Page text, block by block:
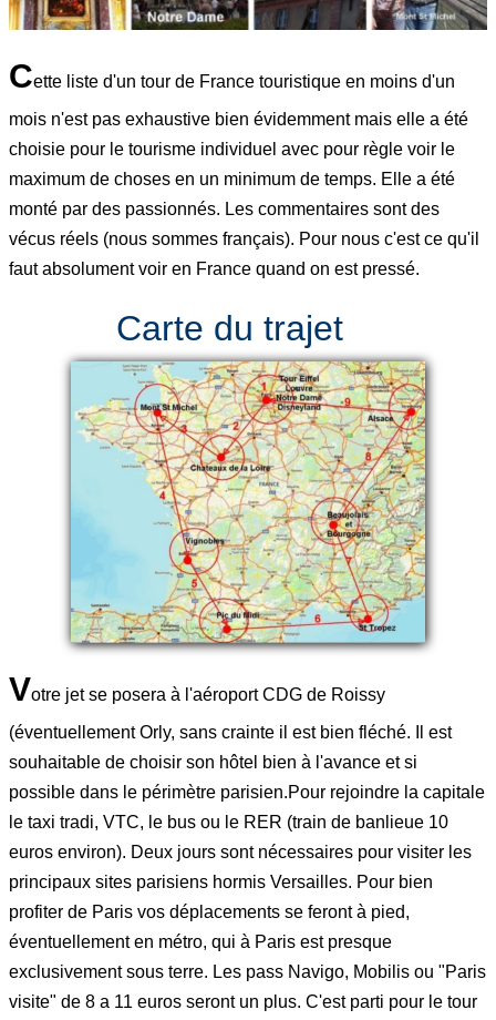
Cette liste d'un tour de France touristique en moins d'un
mois n'est pas exhaustive bien évidemment mais elle a été
choisie pour le tourisme individuel avec pour règle voir le
maximum de choses en un minimum de temps. Elle a été
monté par des passionnés. Les commentaires sont des
vécus réels (nous sommes français). Pour nous c'est ce qu'il
faut absolument voir en France quand on est pressé.
Carte du trajet
Votre jet se posera à l'aéroport CDG de Roissy
(éventuellement Orly, sans crainte il est bien fléché. Il est
souhaitable de choisir son hôtel bien à l'avance et si
possible dans le périmètre parisien.Pour rejoindre la capitale
le taxi tradi, VTC, le bus ou le RER (train de banlieue 10
euros environ). Deux jours sont nécessaires pour visiter les
principaux sites parisiens hormis Versailles. Pour bien
profiter de Paris vos déplacements se feront à pied,
éventuellement en métro, qui à Paris est presque
exclusivement sous terre. Les pass Navigo, Mobilis ou "Paris
visite" de 8 a 11 euros seront un plus. C'est parti pour le tour